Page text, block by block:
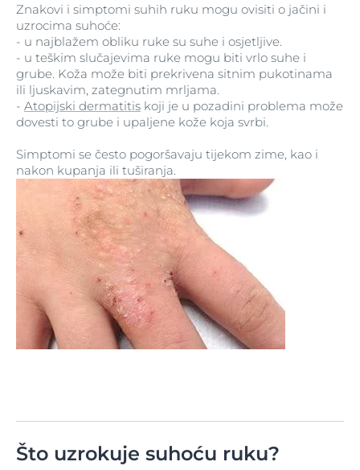
Znakovi i simptomi suhih ruku mogu ovisiti o jačini i
uzrocima suhoće:
- u najblažem obliku ruke su suhe i osjetljive.
- u teškim slučajevima ruke mogu biti vrlo suhe i
grube. Koža može biti prekrivena sitnim pukotinama
ili ljuskavim, zategnutim mrljama.
- Atopijski dermatitis koji je u pozadini problema može
dovesti to grube i upaljene kože koja svrbi.
Simptomi se često pogoršavaju tijekom zime, kao i
nakon kupanja ili tuširanja.
Što uzrokuje suhoću ruku?